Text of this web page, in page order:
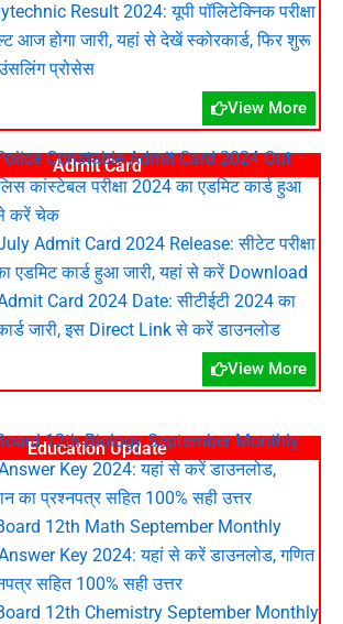
Result 2024: यूपी पॉलिटेक्निक परीक्षा
आज होगा जारी, यहां से देखें स्कोरकार्ड, फिर शुरू
प्रोसेस
View More
Admit Card
Constable Admit Card 2024 Out –
कांस्टेबल परीक्षा 2024 का एडमिट कार्ड हुआ
करें चेक
Admit Card 2024 Release: सीटेट परीक्षा
एडमिट कार्ड हुआ जारी, यहां से करें Download
Card 2024 Date: सीटीईटी 2024 का
जारी, इस Direct Link से करें डाउनलोड
View More
Education Update
12th Biology September Monthly
Key 2024: यहां से करें डाउनलोड,
का प्रश्नपत्र सहित 100% सही उत्तर
12th Math September Monthly
Key 2024: यहां से करें डाउनलोड, गणित
सहित 100% सही उत्तर
12th Chemistry September Monthly